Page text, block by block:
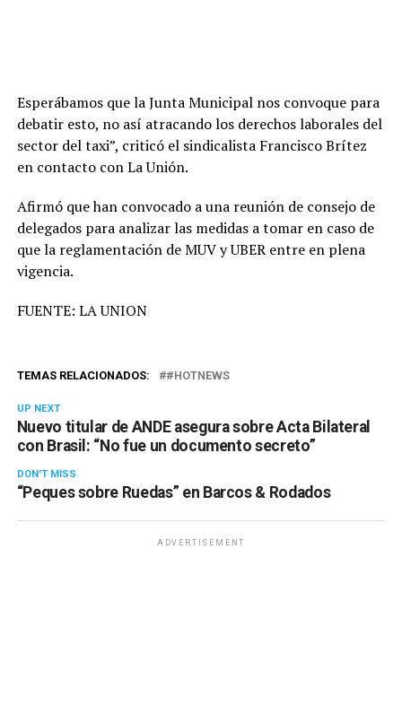
Esperábamos que la Junta Municipal nos convoque para
debatir esto, no así atracando los derechos laborales del
sector del taxi”, criticó el sindicalista Francisco Brítez
en contacto con La Unión.
Afirmó que han convocado a una reunión de consejo de
delegados para analizar las medidas a tomar en caso de
que la reglamentación de MUV y UBER entre en plena
vigencia.
FUENTE: LA UNION
TEMAS RELACIONADOS: #HOTNEWS
UP NEXT
Nuevo titular de ANDE asegura sobre Acta Bilateral
con Brasil: “No fue un documento secreto”
DON'T MISS
“Peques sobre Ruedas” en Barcos & Rodados
ADVERTISEMENT